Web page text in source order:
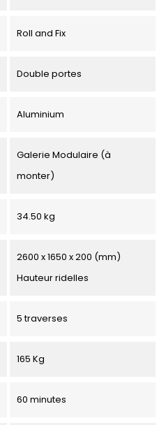
Roll and Fix
Double portes
Aluminium
Galerie Modulaire (à
monter)
34.50 kg
2600 x 1650 x 200 (mm)
Hauteur ridelles
5 traverses
165 Kg
60 minutes